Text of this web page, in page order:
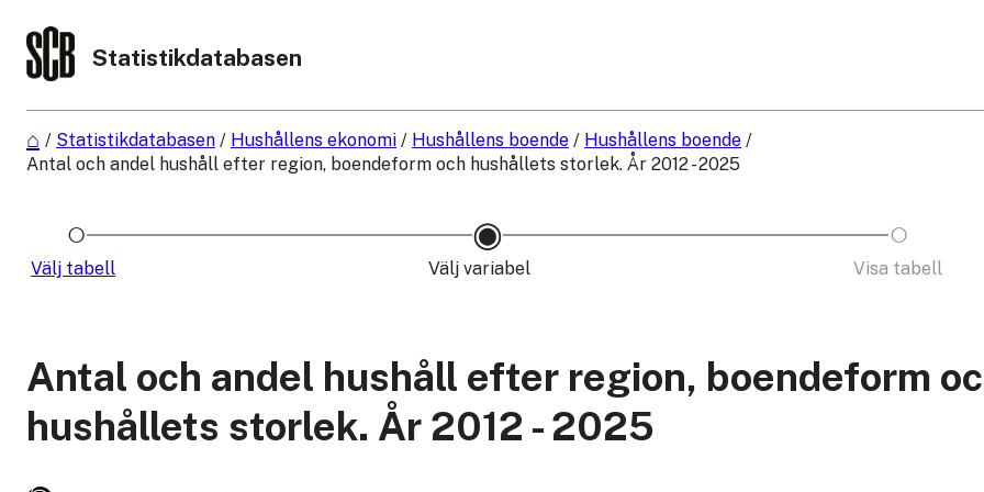
Statistikdatabasen
/ Statistikdatabasen / Hushållens ekonomi / Hushållens boende / Hushållens boende /
Antal och andel hushåll efter region, boendeform och hushållets storlek. År 2012 - 2025
Välj tabell Välj variabel Visa tabell
Antal och andel hushåll efter region, boendeform
hushållets storlek. År 2012 - 2025